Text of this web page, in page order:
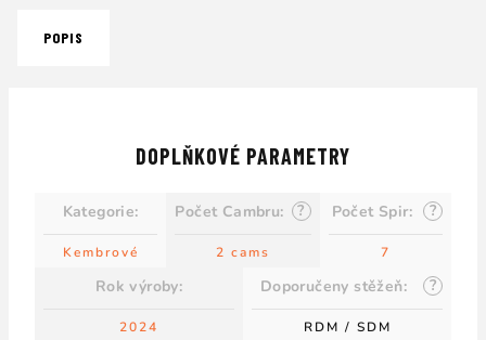
POPIS
DOPLŇKOVÉ PARAMETRY
Kategorie:
Kembrové
?
Počet Cambru:
2 cams
?
Počet Spir:
7
Rok výroby:
2024
?
Doporučeny stěžeň:
RDM / SDM